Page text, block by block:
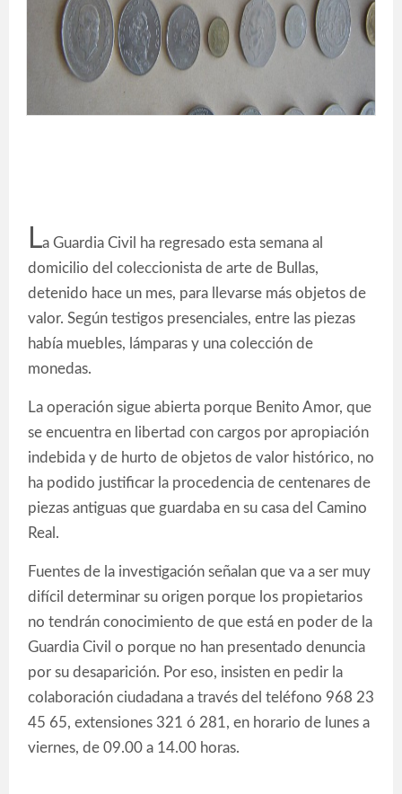
La Guardia Civil ha regresado esta semana al
domicilio del coleccionista de arte de Bullas,
detenido hace un mes, para llevarse más objetos de
valor. Según testigos presenciales, entre las piezas
había muebles, lámparas y una colección de
monedas.
La operación sigue abierta porque Benito Amor, que
se encuentra en libertad con cargos por apropiación
indebida y de hurto de objetos de valor histórico, no
ha podido justificar la procedencia de centenares de
piezas antiguas que guardaba en su casa del Camino
Real.
Fuentes de la investigación señalan que va a ser muy
difícil determinar su origen porque los propietarios
no tendrán conocimiento de que está en poder de la
Guardia Civil o porque no han presentado denuncia
por su desaparición. Por eso, insisten en pedir la
colaboración ciudadana a través del teléfono 968 23
45 65, extensiones 321 ó 281, en horario de lunes a
viernes, de 09.00 a 14.00 horas.